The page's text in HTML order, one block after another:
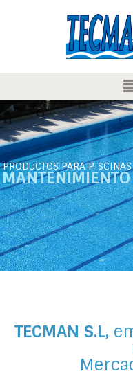
PRODUCTOS PARA PISCINAS
MANTENIMIENTO
TECMAN S.L,